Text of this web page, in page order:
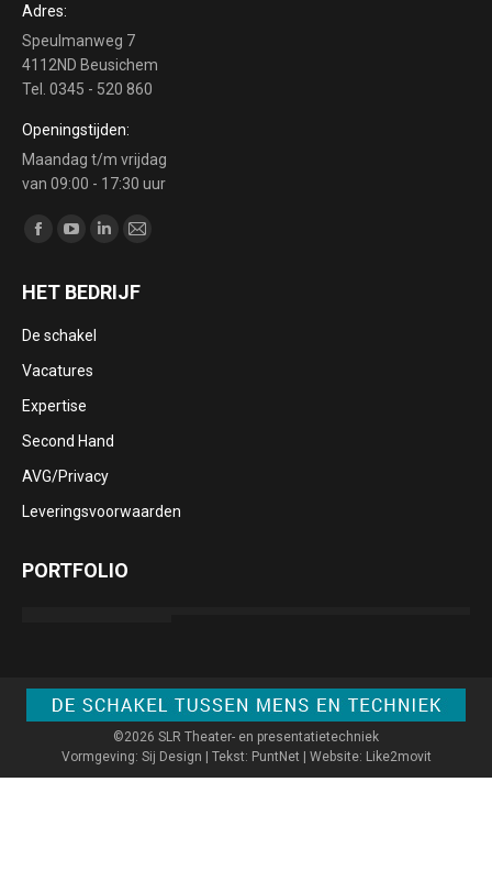
Adres:
Speulmanweg 7
4112ND Beusichem
Tel. 0345 - 520 860
Openingstijden:
Maandag t/m vrijdag
van 09:00 - 17:30 uur
Vind ons op:
Facebook
opens
YouTube
opens
in
Linkedin
opens
Mail
opens
HET BEDRIJF
De schakel
Vacatures
Expertise
Second Hand
AVG/Privacy
Leveringsvoorwaarden
PORTFOLIO
©2026 SLR Theater- en presentatietechniek
Vormgeving: Sij Design | Tekst: PuntNet | Website: Like2movit